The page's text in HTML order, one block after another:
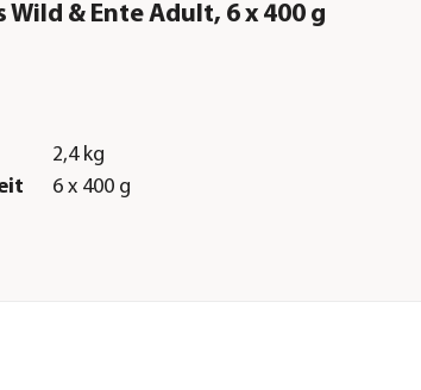
& Ente Adult, 6 x 400 g
2,4 kg
6 x 400 g